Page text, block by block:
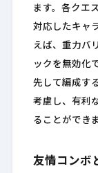
ます。各クエ
対応したキャ
えば、重力バ
ックを無効化
先して編成す
考慮し、有利
ることができ
友情コンボ